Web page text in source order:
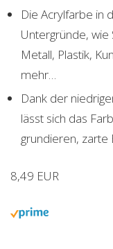
Die Acrylfarbe in
Untergründe, wie
Metall, Plastik,
mehr…
Dank der
lässt sich das
grundieren,
8,49 EUR